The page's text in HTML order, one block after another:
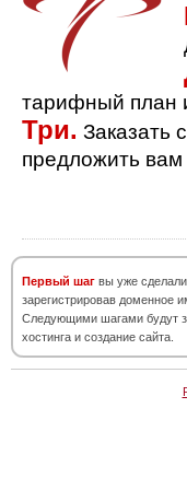
тарифный план
Три. Заказать
предложить
Первый шаг вы уже сделали,
зарегистрировав доменное
Следующими шагами будут
хостинга и создание сайта.